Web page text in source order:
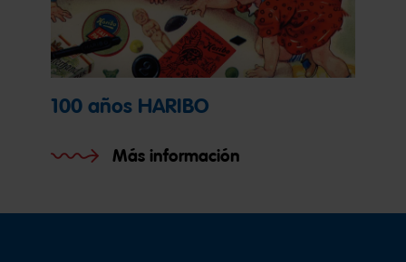
100 años HARIBO
Más información